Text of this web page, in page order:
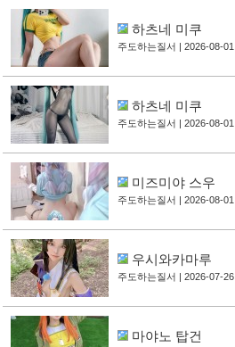
하츠네 미쿠
주도하는질서 | 2026-08-01
하츠네 미쿠
주도하는질서 | 2026-08-01
미즈미야 스우
주도하는질서 | 2026-08-01
우시와카마루
주도하는질서 | 2026-07-26
마야노 탑건